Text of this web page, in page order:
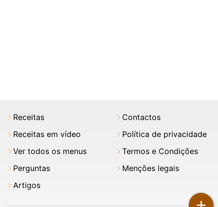
Receitas
Receitas em vídeo
Ver todos os menus
Perguntas
Artigos
Contactos
Política de privacidade
Termos e Condições
Menções legais